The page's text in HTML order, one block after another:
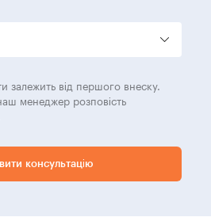
залежить від першого внеску.
менеджер розповість
консультацію